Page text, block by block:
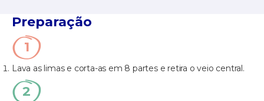
Preparação
Lava as limas e corta-as em 8 partes e retira o veio central.